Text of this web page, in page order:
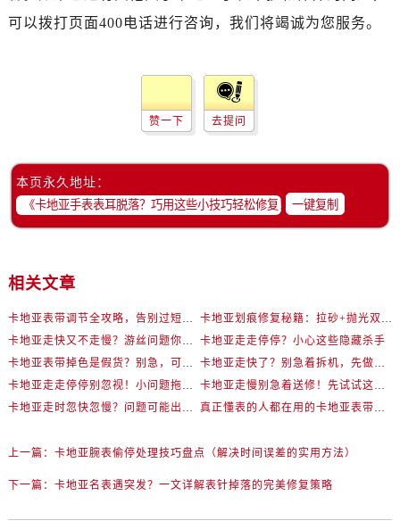
可以拨打页面400电话进行咨询，我们将竭诚为您服务。
赞一下 去提问
本页永久地址：
一键复制
相关文章
卡地亚表带调节全攻略，告别过短烦恼
卡地亚划痕修复秘籍：拉砂+抛光双工艺还原如新
卡地亚走快又不走慢？游丝问题你了解多少？
卡地亚走走停停？小心这些隐藏杀手
卡地亚表带掉色是假货？别急，可能是这些日常习惯惹的祸
卡地亚走快了？别急着拆机，先做这一步
卡地亚走走停停别忽视！小问题拖成大修很烧钱
卡地亚走慢别急着送修！先试试这些方法
卡地亚走时忽快忽慢？问题可能出在你睡觉时！
真正懂表的人都在用的卡地亚表带调节技巧
上一篇： 卡地亚腕表偷停处理技巧盘点（解决时间误差的实用方法）
下一篇： 卡地亚名表遇突发？一文详解表针掉落的完美修复策略